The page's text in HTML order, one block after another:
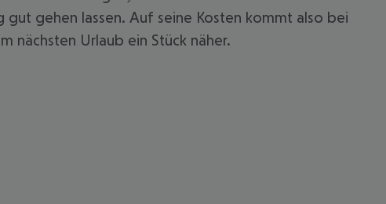
gehen lassen. Auf seine Kosten kommt also bei
nächsten Urlaub ein Stück näher.